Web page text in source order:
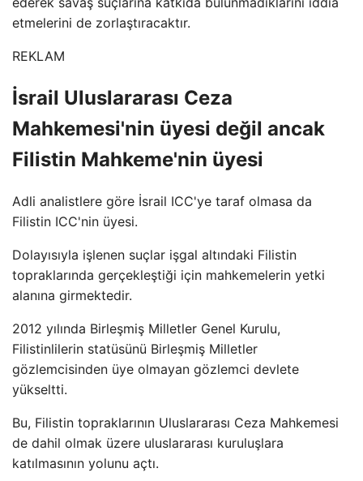
etmelerini de zorlaştıracaktır.
REKLAM
İsrail Uluslararası Ceza
Mahkemesi'nin üyesi değil ancak
Filistin Mahkeme'nin üyesi
Adli analistlere göre İsrail ICC'ye taraf olmasa da
Filistin ICC'nin üyesi.
Dolayısıyla işlenen suçlar işgal altındaki Filistin
topraklarında gerçekleştiği için mahkemelerin yetki
alanına girmektedir.
2012 yılında Birleşmiş Milletler Genel Kurulu,
Filistinlilerin statüsünü Birleşmiş Milletler
gözlemcisinden üye olmayan gözlemci devlete
yükseltti.
Bu, Filistin topraklarının Uluslararası Ceza Mahkemesi
de dahil olmak üzere uluslararası kuruluşlara
katılmasının yolunu açtı.